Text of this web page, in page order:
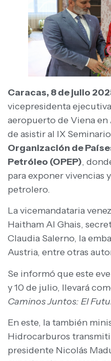
Caracas, 8 de julio
vicepresidenta
aeropuerto de Viena
de asistir al IX
Organización de
Petróleo (OPEP),
para exponer vivencias
petrolero.
La vicemandataria
Haitham Al Ghais,
Claudia Salerno, la
Austria, entre otras
Se informó que este
y 10 de julio, llevará
Caminos Juntos: El
En este, la también
Hidrocarburos
presidente Nicolás